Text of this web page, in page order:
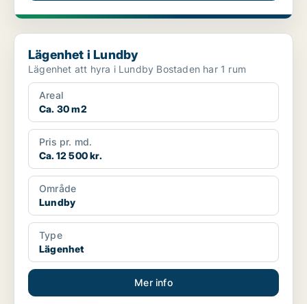
Lägenhet i Lundby
Lägenhet i Lundby
Lägenhet att hyra i Lundby Bostaden har 1 rum
Areal
Ca. 30 m2
Pris pr. md.
Ca. 12 500 kr.
Område
Lundby
Type
Lägenhet
Mer info